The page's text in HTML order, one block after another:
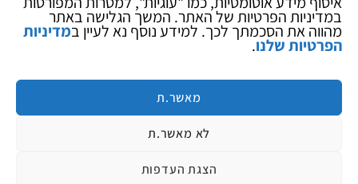
במדיניות הפרטיות של האתר. המשך הגלישה באתר
מהווה את הסכמתך לכך. למידע נוסף נא לעיין במדיניות
הפרטיות שלנו.
מאשר.ת
לא מאשר.ת
הצגת העדפות
ציוד אופטי להגדלה
מותגים